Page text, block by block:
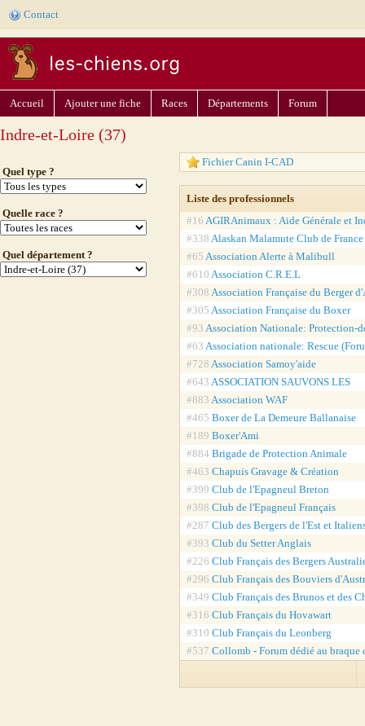
Contact
Accueil Ajouter une fiche Races Départements Forum
Indre-et-Loire (37)
Quel type ?
Quelle race ?
Quel département ?
Fichier Canin I-CAD
Liste des professionnels
#16 AGIRAnimaux : Aide Générale et
#338 Alaskan Malamute Club de France
#65 Association Alerte à Malibull
#610 Association C.R.E.L
#308 Association Française du Berger
#305 Association Française du Boxer
#93 Association Nationale: Protection-
#63 Association nationale: Rescue
#728 Association Samoy'aide
#643 ASSOCIATION SAUVONS LES
#883 Association WAF
#465 Boxer de La Demeure Ballanaise
#189 Boxer'Ami
#884 Brigade de Protection Animale
#463 Chapuis Gravage & Création
#399 Club de l'Epagneul Breton
#398 Club de l'Epagneul Français
#287 Club des Bergers de l'Est et
#393 Club du Setter Anglais
#226 Club Français des Bergers
#296 Club Français des Bouviers
#349 Club Français des Brunos et des
#316 Club Français du Hovawart
#310 Club Français du Leonberg
#537 Collomb - Forum dédié au braque